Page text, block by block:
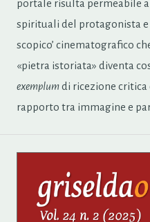
portale risulta permeabile
spirituali del protagonista e
scopico’ cinematografico
«pietra istoriata» diventa
exemplumdi ricezione critica
rapporto tra immagine e